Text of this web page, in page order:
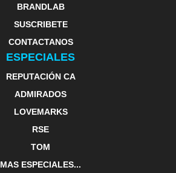
BRANDLAB
SUSCRIBETE
CONTACTANOS
ESPECIALES
REPUTACIÓN CA
ADMIRADOS
LOVEMARKS
RSE
TOM
MAS ESPECIALES...